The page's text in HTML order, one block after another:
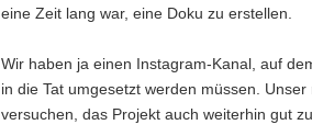
eine Zeit lang war, eine Doku zu erstellen.
Wir haben ja einen Instagram-Kanal, auf
in die Tat umgesetzt werden müssen.
versuchen, das Projekt auch weiterhin gut